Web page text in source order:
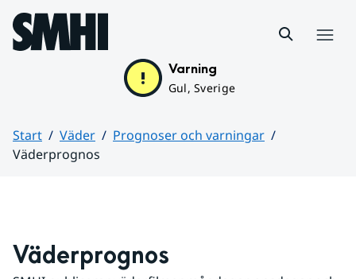
Hoppa till sidans innehåll
Varning
Gul, Sverige
Start Väder
Prognoser och varningar
Väderprognos
Väderprognos